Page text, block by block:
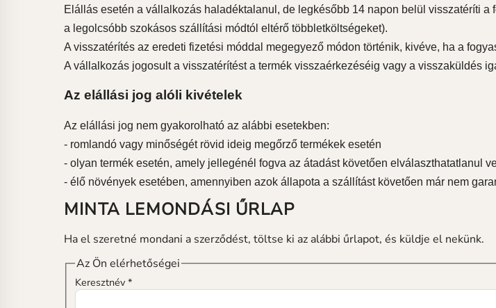
Elállás esetén a vállalkozás haladéktalanul, de legkésőbb 14 napon belül visszatéríti
a legolcsóbb szokásos szállítási módtól eltérő többletköltségeket).
A visszatérítés az eredeti fizetési móddal megegyező módon történik, kivéve, ha a
A vállalkozás jogosult a visszatérítést a termék visszaérkezéséig vagy a visszaküldés
Az elállási jog alóli kivételek
Az elállási jog nem gyakorolható az alábbi esetekben:
- romlandó vagy minőségét rövid ideig megőrző termékek esetén
- olyan termék esetén, amely jellegénél fogva az átadást követően elválaszthatatlanul
- élő növények esetében, amennyiben azok állapota a szállítást követően már nem
MINTA LEMONDÁSI ŰRLAP
Ha el szeretné mondani a szerződést, töltse ki az alábbi űrlapot, és küldje el nekünk.
Az Ön elérhetőségei
Keresztnév *